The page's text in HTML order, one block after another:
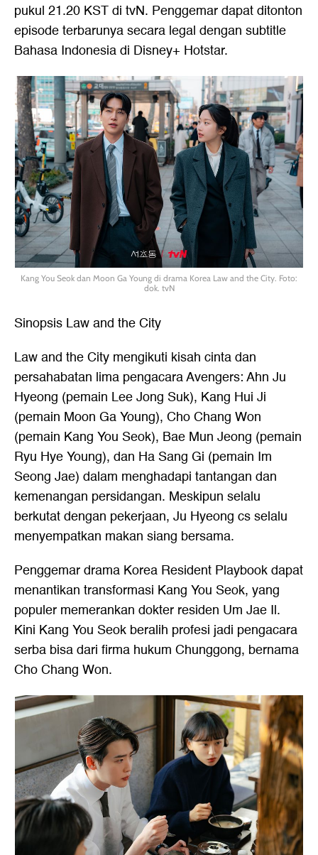
pukul 21.20 KST di tvN. Penggemar dapat ditonton
episode terbarunya secara legal dengan subtitle
Bahasa Indonesia di Disney+ Hotstar.
Kang You Seok dan Moon Ga Young di drama Korea Law and the City. Foto:
dok. tvN
Sinopsis Law and the City
Law and the City mengikuti kisah cinta dan
persahabatan lima pengacara Avengers: Ahn Ju
Hyeong (pemain Lee Jong Suk), Kang Hui Ji
(pemain Moon Ga Young), Cho Chang Won
(pemain Kang You Seok), Bae Mun Jeong (pemain
Ryu Hye Young), dan Ha Sang Gi (pemain Im
Seong Jae) dalam menghadapi tantangan dan
kemenangan persidangan. Meskipun selalu
berkutat dengan pekerjaan, Ju Hyeong cs selalu
menyempatkan makan siang bersama.
Penggemar drama Korea Resident Playbook dapat
menantikan transformasi Kang You Seok, yang
populer memerankan dokter residen Um Jae Il.
Kini Kang You Seok beralih profesi jadi pengacara
serba bisa dari firma hukum Chunggong, bernama
Cho Chang Won.